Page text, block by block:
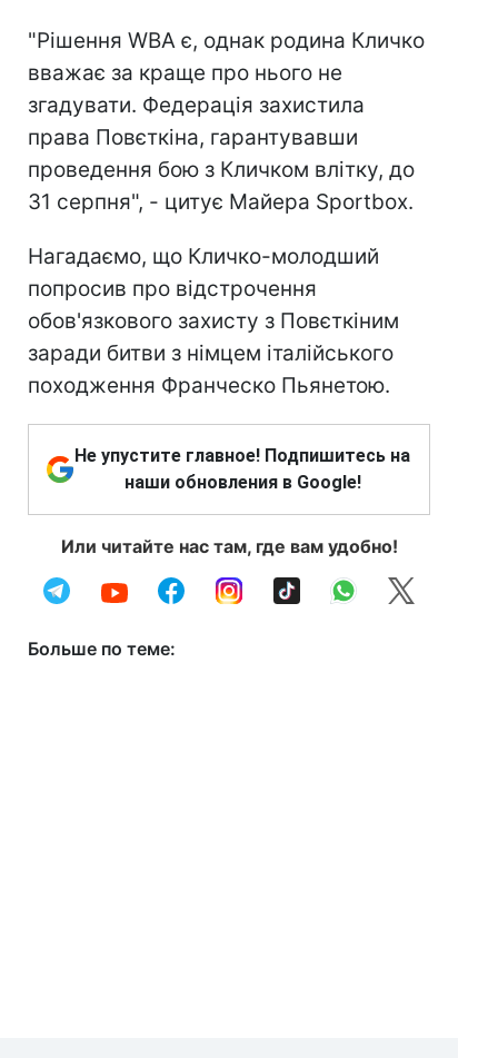
"Рішення WBA є, однак родина Кличко
вважає за краще про нього не
згадувати. Федерація захистила
права Повєткіна, гарантувавши
проведення бою з Кличком влітку, до
31 серпня", - цитує Майера Sportbox.
Нагадаємо, що Кличко-молодший
попросив про відстрочення
обов'язкового захисту з Повєткіним
заради битви з німцем італійського
походження Франческо Пьянетою.
Не упустите главное! Подпишитесь на
наши обновления в Google!
Или читайте нас там, где вам удобно!
Больше по теме: